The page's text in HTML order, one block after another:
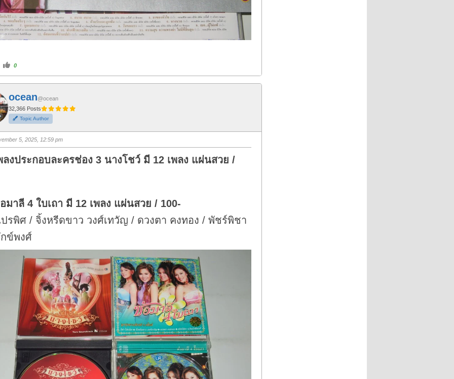
C
l
i
k
o
r
t
h
u
m
b
u
p
0
ocean@ocean
32,366 Posts
Topic Author
5, 2025, 12:59 pm
ลงประกอบละครช่อง 3 นางโชว์ มี 12 เพลง แผ่นสวย /
มาลี 4 ใบเถา มี 12 เพลง แผ่นสวย / 100-
ปรพิศ / จิ้งหรีดขาว วงศ์เทวัญ / ดวงตา คงทอง / พัชร์พิชา
ข์พงศ์